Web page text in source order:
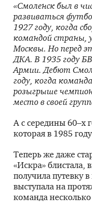
«Смоленск был в
развиваться
1927 году, когда
командой страны,
Москвы. Но перед
ДКА. В 1935 году
Армии. Дебют
году, когда
розыгрыше
место в своей
А с середины 60–х
которая в 1985
Теперь же даже
«Искра» блистала,
получила путевку
выступала на
команда